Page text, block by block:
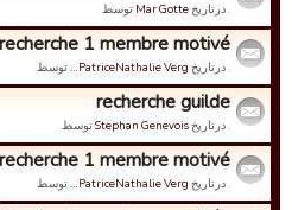
. درتاریخMar Gotte توسط
1 membre motivé
. درتاریخ PatriceNathalie Verg… توسط
recherche guilde
. درتاریخStephan Genevoisتوسط
1 membre motivé
. درتاریخ PatriceNathalie Verg… توسط